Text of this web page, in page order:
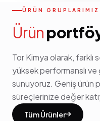
ÜRÜN GRUPLARIMIZ
Ürün
Tor Kimya olarak, farklı
yüksek performanslı
sunuyoruz. Geniş ürün
süreçlerinize değer
Tüm Ürünler